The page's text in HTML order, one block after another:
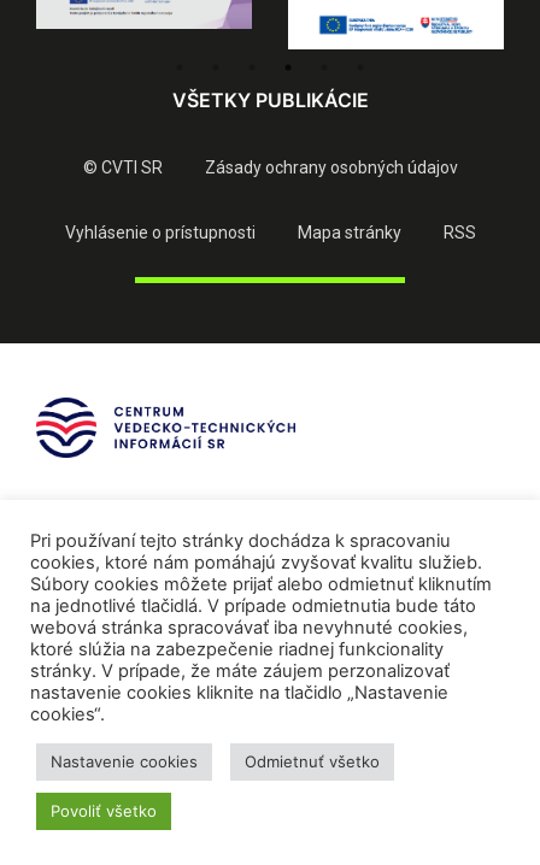
VŠETKY PUBLIKÁCIE
© CVTI SR Zásady ochrany osobných údajov
Vyhlásenie o prístupnosti Mapa stránky RSS
Mediálni partneri
Pri používaní tejto stránky dochádza k spracovaniu
cookies, ktoré nám pomáhajú zvyšovať kvalitu služieb.
Súbory cookies môžete prijať alebo odmietnuť kliknutím
na jednotlivé tlačidlá. V prípade odmietnutia bude táto
webová stránka spracovávať iba nevyhnuté cookies,
ktoré slúžia na zabezpečenie riadnej funkcionality
stránky. V prípade, že máte záujem perzonalizovať
nastavenie cookies kliknite na tlačidlo „Nastavenie
cookies“.
Nastavenie cookies Odmietnuť všetko
Povoliť všetko